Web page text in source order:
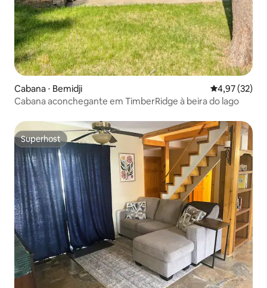
Cabana ⋅ Bemidji 4,97 de uma
4,97 (32)
Cabana aconchegante em TimberRidge à beira do lago
Superhost
Superhost